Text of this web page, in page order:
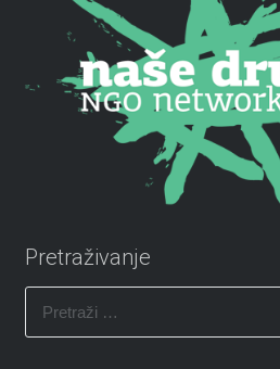
Pretraživanje
Pretraži: